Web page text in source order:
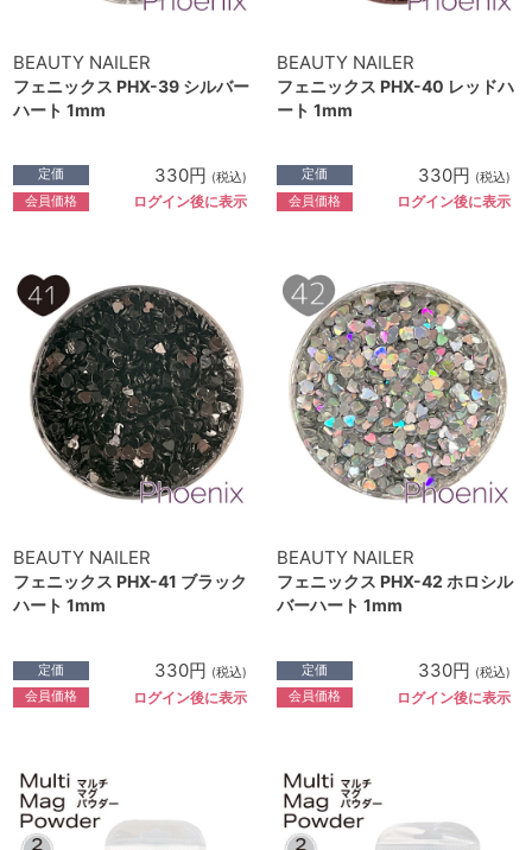
BEAUTY NAILER
フェニックス PHX-39 シルバー
ハート 1mm
定価 330円 (税込)
会員価格 ログイン後に表示
BEAUTY NAILER
フェニックス PHX-40 レッドハ
ート 1mm
定価 330円 (税込)
会員価格 ログイン後に表示
BEAUTY NAILER
フェニックス PHX-41 ブラック
ハート 1mm
定価 330円 (税込)
会員価格 ログイン後に表示
BEAUTY NAILER
フェニックス PHX-42 ホロシル
バーハート 1mm
定価 330円 (税込)
会員価格 ログイン後に表示